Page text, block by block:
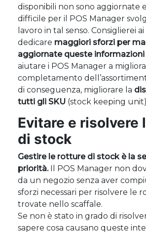
disponibili non sono aggiornate
difficile per il POS Manager
lavoro in tal senso. Consiglierei
dedicare maggiori sforzi per
aggiornate queste informazioni
aiutare i POS Manager a
completamento
di conseguenza, migliorare la
tutti gli SKU(stock keeping
Evitare e risolvere
di stock
Gestire le rotture di stock è la
priorità.Il POS Manager non
da un negozio senza aver
sforzi necessari per risolvere le
trovate nello scaffale.
Se non è stato in grado di
sapere cosa causano queste